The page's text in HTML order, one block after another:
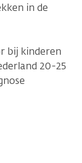
in de
bij kinderen
20-25